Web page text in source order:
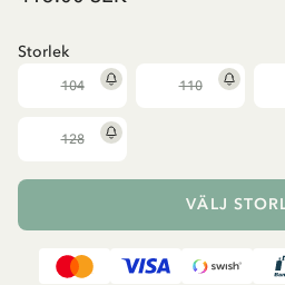
Storlek
104 110
128
VÄLJ